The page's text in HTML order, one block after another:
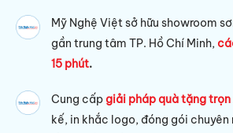
Mỹ Nghệ Việt sở hữu showroom
gần trung tâm TP. Hồ Chí Minh,
15 phút.
Cung cấpgiải pháp quà tặng
kế, in khắc logo, đóng gói